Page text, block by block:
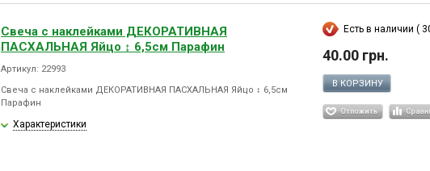
Свеча с наклейками ДЕКОРАТИВНАЯ
ПАСХАЛЬНАЯ Яйцо ↕ 6,5см Парафин
Артикул: 22993
Свеча с наклейками ДЕКОРАТИВНАЯ ПАСХАЛЬНАЯ Яйцо ↕ 6,5см
Парафин
Характеристики
Есть в наличии (
40.00 грн.
В КОРЗИНУ